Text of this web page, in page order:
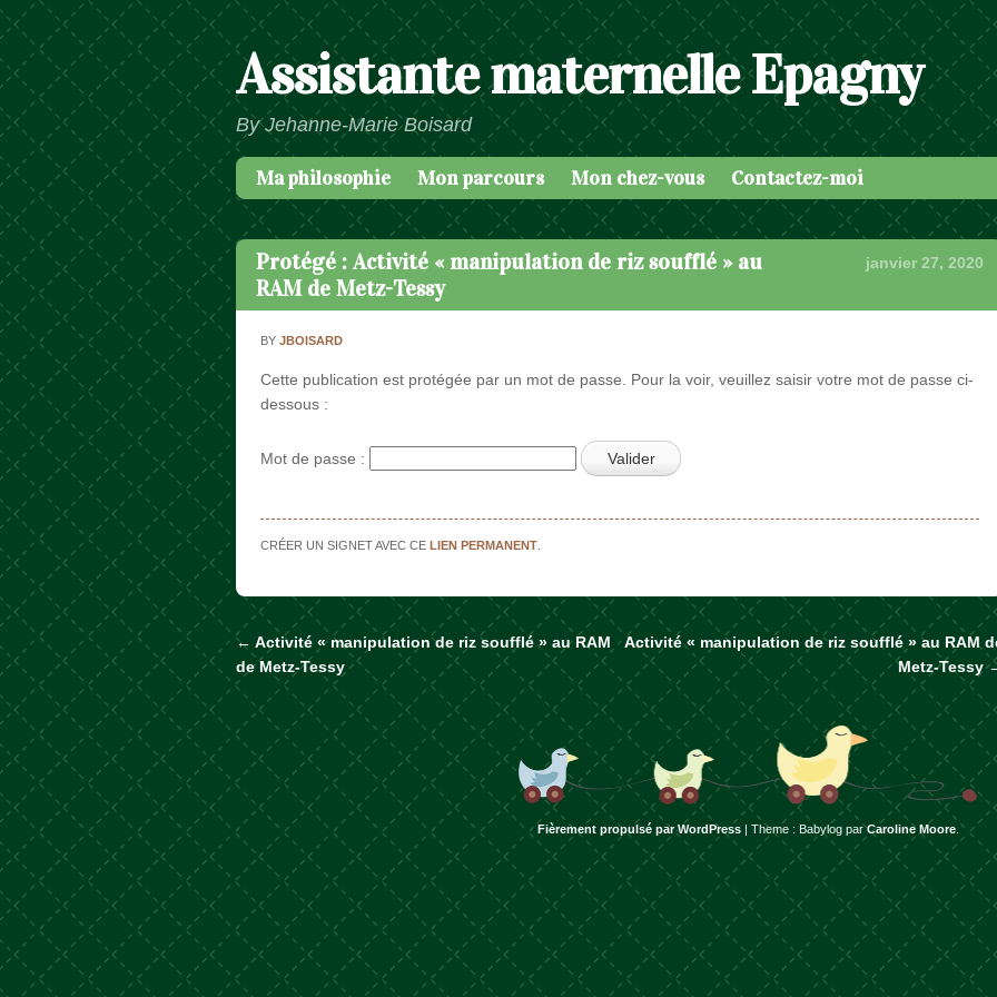
Assistante maternelle Epagny
By Jehanne-Marie Boisard
Menu
Passer au contenu
Ma philosophie Mon parcours Mon chez-vous Contactez-moi
Protégé : Activité « manipulation de riz soufflé » au
RAM de Metz-Tessy
janvier 27, 2020
BYJBOISARD
Cette publication est protégée par un mot de passe. Pour la voir, veuillez saisir votre mot de passe ci-
dessous :
Mot de passe :
CRÉER UN SIGNET AVEC CELIEN PERMANENT
Naviguer dans les articles
← Activité « manipulation de riz soufflé » au RAM
de Metz-Tessy
Activité « manipulation de riz soufflé » au RAM
Metz-Tessy
Fièrement propulsé par WordPress Theme : Babylog parCaroline Moore.